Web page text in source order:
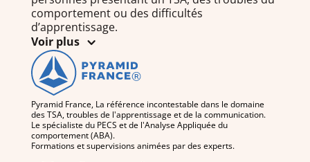
comportement ou des difficultés
d’apprentissage.
Voir plus
Pyramid France, La référence incontestable dans le domaine
des TSA, troubles de l'apprentissage et de la communication.
Le spécialiste du PECS et de l'Analyse Appliquée du
comportement (ABA).
Formations et supervisions animées par des experts.